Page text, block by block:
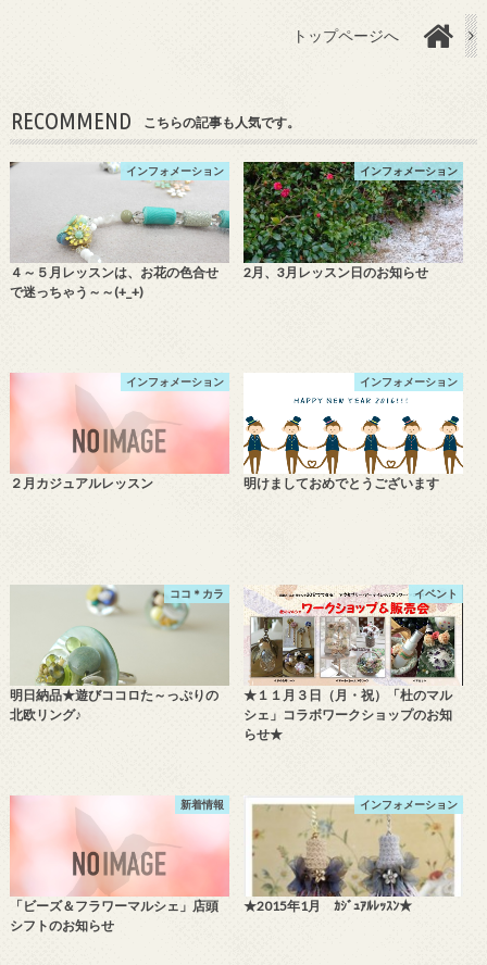
トップページへ
RECOMMEND こちらの記事も人気です。
インフォメーション
４～５月レッスンは、お花の色合せ
で迷っちゃう～～(+_+)
インフォメーション
2月、3月レッスン日のお知らせ
インフォメーション
２月カジュアルレッスン
インフォメーション
明けましておめでとうございます
ココ＊カラ
明日納品★遊びココロた～っぷりの
北欧リング♪
イベント
★１１月３日（月・祝）「杜のマル
シェ」コラボワークショップのお知
らせ★
新着情報
「ビーズ＆フラワーマルシェ」店頭
シフトのお知らせ
インフォメーション
★2015年1月 ｶｼﾞｭｱﾙﾚｯｽﾝ★